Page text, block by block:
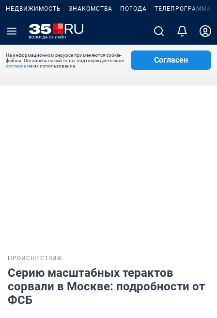
НЕДВИЖИМОСТЬ ЗНАКОМСТВА ПОГОДА ТЕЛЕПРОГРАММА
На информационном ресурсе применяются cookie-
файлы. Оставаясь на сайте, вы подтверждаете свое
согласиена их использование.
Согласен
ПРОИСШЕСТВИЯ
Серию масштабных терактов
сорвали в Москве: подробности от
ФСБ